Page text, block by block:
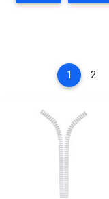
1 (current)
2